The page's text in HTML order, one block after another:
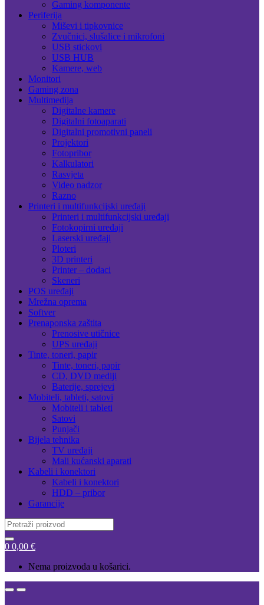
Gaming komponente
Periferija
Miševi i tipkovnice
Zvučnici, slušalice i mikrofoni
USB stickovi
USB HUB
Kamere, web
Monitori
Gaming zona
Multimedija
Digitalne kamere
Digitalni fotoaparati
Digitalni promotivni paneli
Projektori
Fotopribor
Kalkulatori
Rasvjeta
Video nadzor
Razno
Printeri i multifunkcijski uređaji
Printeri i multifunkcijski uređaji
Fotokopirni uređaji
Laserski uređaji
Ploteri
3D printeri
Printer – dodaci
Skeneri
POS uređaji
Mrežna oprema
Softver
Prenaponska zaštita
Prenosive utičnice
UPS uređaji
Tinte, toneri, papir
Tinte, toneri, papir
CD, DVD mediji
Baterije, sprejevi
Mobiteli, tableti, satovi
Mobiteli i tableti
Satovi
Punjači
Bijela tehnika
TV uređaji
Mali kućanski aparati
Kabeli i konektori
Kabeli i konektori
HDD – pribor
Garancije
Search
for:
0 0,00 €
Nema proizvoda u košarici.
OpenClose